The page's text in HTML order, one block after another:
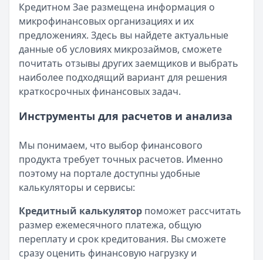
Кредитном Зае размещена информация о
микрофинансовых организациях и их
предложениях. Здесь вы найдете актуальные
данные об условиях микрозаймов, сможете
почитать отзывы других заемщиков и выбрать
наиболее подходящий вариант для решения
краткосрочных финансовых задач.
Инструменты для расчетов и анализа
Мы понимаем, что выбор финансового
продукта требует точных расчетов. Именно
поэтому на портале доступны удобные
калькуляторы и сервисы:
Кредитный калькулятор поможет рассчитать
размер ежемесячного платежа, общую
переплату и срок кредитования. Вы сможете
сразу оценить финансовую нагрузку и